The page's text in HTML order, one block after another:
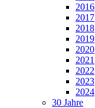
2016
2017
2018
2019
2020
2021
2022
2023
2024
30 Jahre